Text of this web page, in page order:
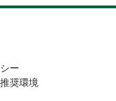
ー
奨環境